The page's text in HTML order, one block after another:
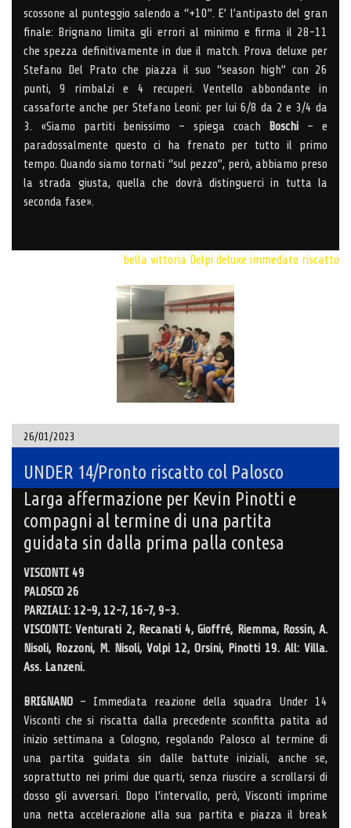
scossone al punteggio salendo a “+10”. E’ l’antipasto del gran
finale: Brignano limita gli errori al minimo e firma il 28-11
che spezza definitivamente in due il match. Prova deluxe per
Stefano Del Prato che piazza il suo “season high” con 26
punti, 9 rimbalzi e 4 recuperi. Ventello abbondante in
cassaforte anche per Stefano Leoni: per lui 6/8 da 2 e 3/4 da
3. «Siamo partiti benissimo – spiega coach Boschi – e
paradossalmente questo ci ha frenato per tutto il primo
tempo. Quando siamo tornati “sul pezzo”, però, abbiamo preso
la strada giusta, quella che dovrà distinguerci in tutta la
seconda fase».
bella vittoria Delpi deluxe immedato riscatto
26/01/2023
UNDER 14/Pronto riscatto col Palosco
Larga affermazione per Kevin Pinotti e
compagni al termine di una partita
guidata sin dalla prima palla contesa
VISCONTI 49
PALOSCO 26
PARZIALI: 12-9, 12-7, 16-7, 9-3.
VISCONTI: Venturati 2, Recanati 4, Gioffré, Riemma, Rossin, A.
Nisoli, Rozzoni, M. Nisoli, Volpi 12, Orsini, Pinotti 19. All: Villa.
Ass. Lanzeni.
BRIGNANO – Immediata reazione della squadra Under 14
Visconti che si riscatta dalla precedente sconfitta patita ad
inizio settimana a Cologno, regolando Palosco al termine di
una partita guidata sin dalle battute iniziali, anche se,
soprattutto nei primi due quarti, senza riuscire a scrollarsi di
dosso gli avversari. Dopo l’intervallo, però, Visconti imprime
una netta accelerazione alla sua partita e piazza il break